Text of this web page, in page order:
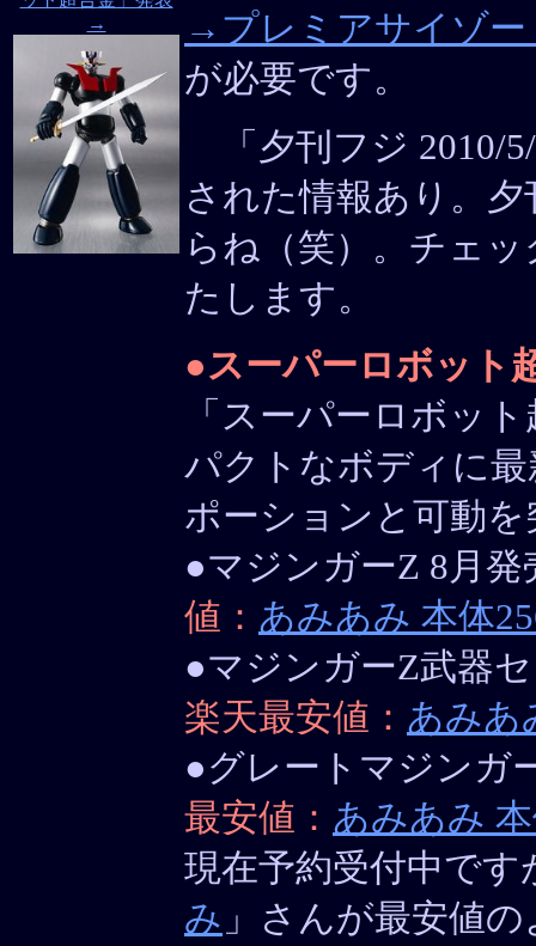
→プレミアサイゾー
が必要です。
「夕刊フジ 2010/
された情報あり。
らね（笑）。チェ
たします。
●スーパーロボット
「スーパーロボッ
パクトなボディに
ポーションと可動
●マジンガーZ 8月発
値： あみあみ 本体
●マジンガーZ武器
楽天最安値： あみあ
●グレートマジンガ
最安値： あみあみ
現在予約受付中で
み 」さんが最安値